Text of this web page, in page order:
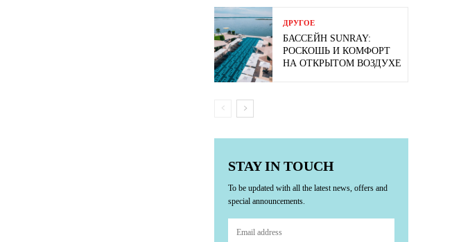
ДРУГОЕ
БАССЕЙН SUNRAY:
РОСКОШЬ И КОМФОРТ
НА ОТКРЫТОМ ВОЗДУХЕ
STAY IN TOUCH
To be updated with all the latest news, offers and
special announcements.